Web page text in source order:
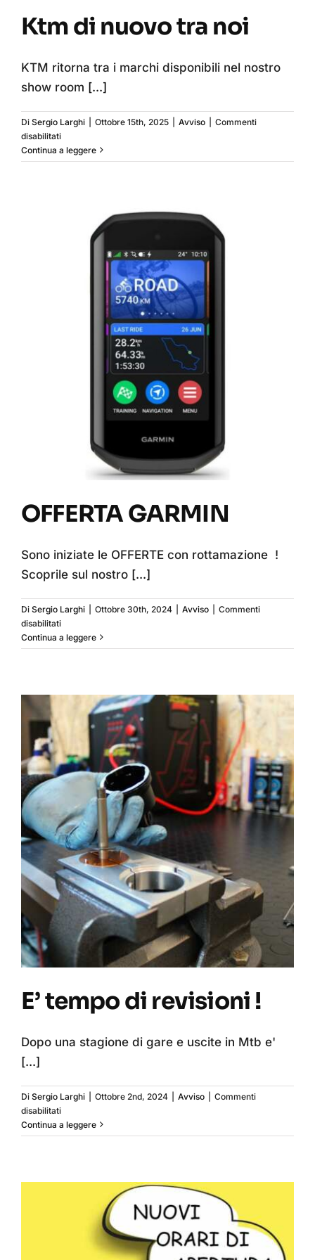
Ktm di nuovo tra noi
KTM ritorna tra i marchi disponibili nel nostro
show room [...]
Di Sergio Larghi Ottobre 15th, 2025 Avviso
Commenti
disabilitatisu
Ktm
di
Continua a leggere
OFFERTA GARMIN
OFFERTA GARMIN
Sono iniziate le OFFERTE con rottamazione !
Scoprile sul nostro [...]
Di Sergio Larghi Ottobre 30th, 2024 Avviso
Commenti
disabilitatisu
OFFERTA
GARMIN
Continua a leggere
E’ tempo di revisioni !
E’ tempo di revisioni !
Dopo una stagione di gare e uscite in Mtb e'
[...]
Di Sergio Larghi Ottobre 2nd, 2024 Avviso
Commenti
disabilitatisu
E’
tempo
!
Continua a leggere